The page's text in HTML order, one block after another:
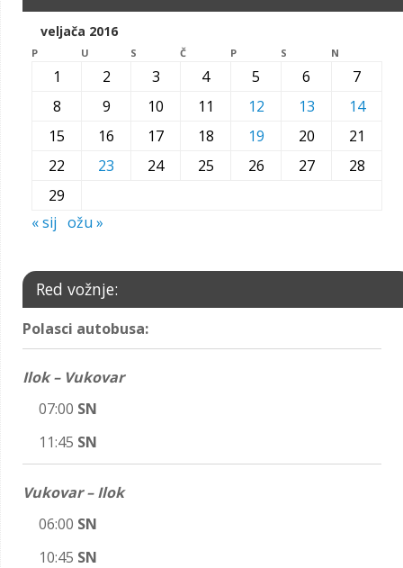
veljača 2016
P U S Č P S N
1 2 3 4 5 6
7
8
9 10 11 12 13
14
15
16 17 18 19 20
21
22
23 24 25 26 27
28
29
« sij ožu »
Red vožnje:
Polasci autobusa:
Ilok – Vukovar
07:00 SN
11:45 SN
Vukovar – Ilok
06:00 SN
10:45 SN